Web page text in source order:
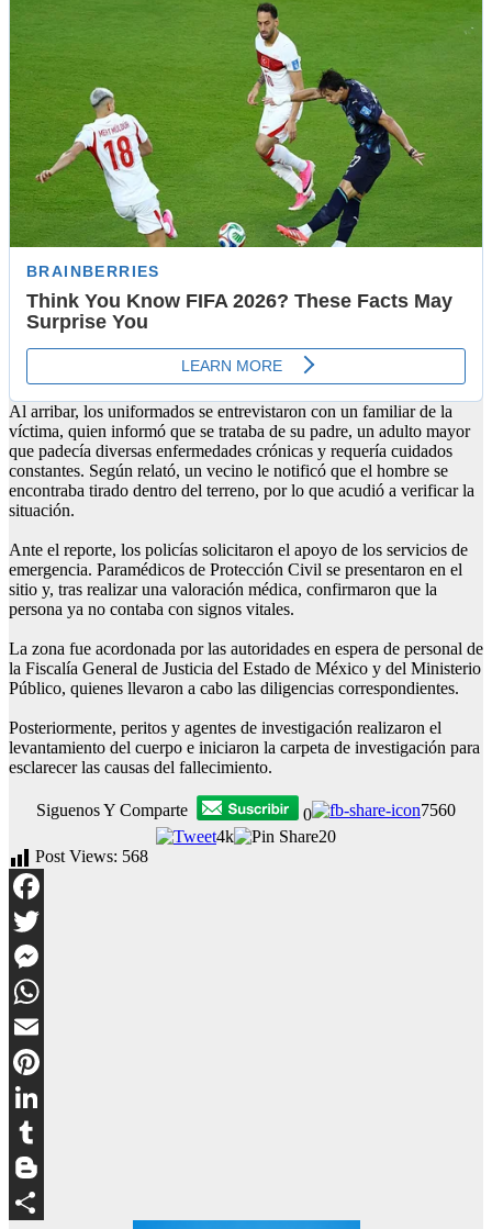
Al arribar, los uniformados se entrevistaron con un familiar de la
víctima, quien informó que se trataba de su padre, un adulto mayor
que padecía diversas enfermedades crónicas y requería cuidados
constantes. Según relató, un vecino le notificó que el hombre se
encontraba tirado dentro del terreno, por lo que acudió a verificar la
situación.
Ante el reporte, los policías solicitaron el apoyo de los servicios de
emergencia. Paramédicos de Protección Civil se presentaron en el
sitio y, tras realizar una valoración médica, confirmaron que la
persona ya no contaba con signos vitales.
La zona fue acordonada por las autoridades en espera de personal de
la Fiscalía General de Justicia del Estado de México y del Ministerio
Público, quienes llevaron a cabo las diligencias correspondientes.
Posteriormente, peritos y agentes de investigación realizaron el
levantamiento del cuerpo e iniciaron la carpeta de investigación para
esclarecer las causas del fallecimiento.
Siguenos Y Comparte 0
7560
4k
20
Post Views: 568
Facebook
Twitter
Messenger
WhatsApp
Email
Pinterest
LinkedIn
Tumblr
Blogger